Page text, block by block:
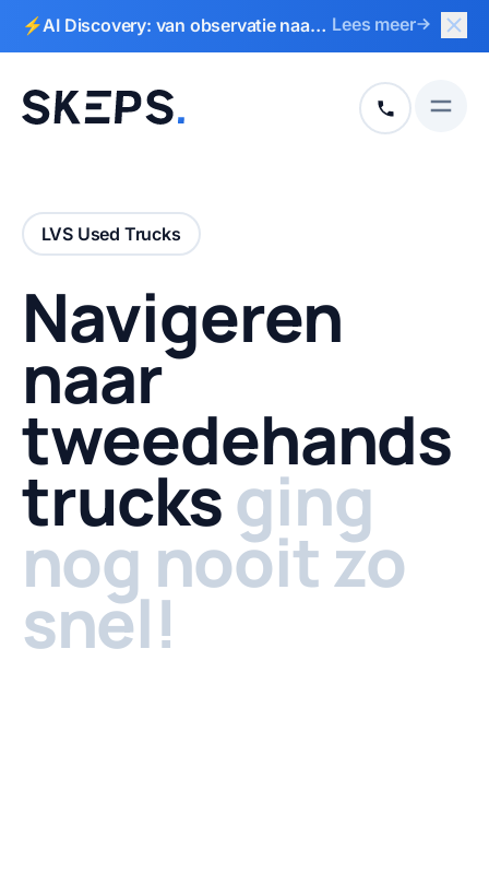
Naar hoofdinhoud
Naar voettekst
⚡AI Discovery: van observatie naar
Lees meer
+31 513 792
Open
LVS Used Trucks
Navigeren
naar
tweedehands
trucksging
nog nooit zo
snel!